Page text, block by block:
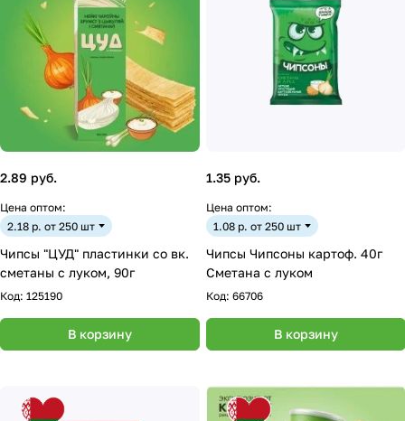
2.89 руб.
Цена оптом:
2.18 р. от 250 шт
Чипсы "ЦУД" пластинки со вк.
сметаны с луком, 90г
Код: 125190
В корзину
1.35 руб.
Цена оптом:
1.08 р. от 250 шт
Чипсы Чипсоны картоф. 40г
Сметана с луком
Код: 66706
В корзину